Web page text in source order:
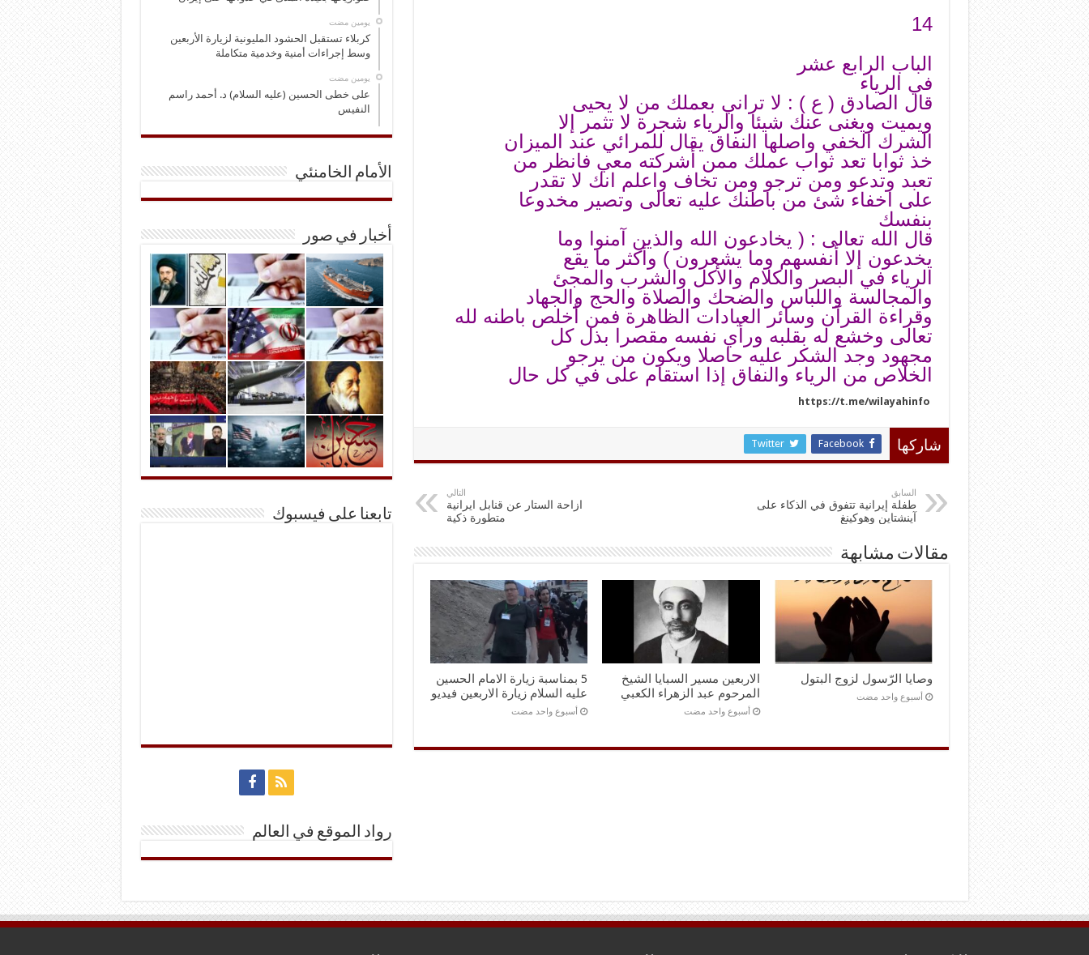
14
الباب الرابع عشر
في الرياء
قال الصادق ( ع ) : لا تراني بعملك من لا يحيى
ويميت ويغنى عنك شيئا والرياء شجرة لا تثمر إلا
الشرك الخفي واصلها النفاق يقال للمرائي عند الميزان
خذ ثوابا تعد ثواب عملك ممن أشركته معي فانظر من
تعبد وتدعو ومن ترجو ومن تخاف واعلم انك لا تقدر
على اخفاء شئ من باطنك عليه تعالى وتصير مخدوعا
بنفسك
قال الله تعالى : ( يخادعون الله والذين آمنوا وما
يخدعون إلا أنفسهم وما يشعرون ) وأكثر ما يقع
الرياء في البصر والكلام والأكل والشرب والمجئ
والمجالسة واللباس والضحك والصلاة والحج والجهاد
وقراءة القرآن وسائر العبادات الظاهرة فمن أخلص باطنه لله
تعالى وخشع له بقلبه ورأي نفسه مقصرا بذل كل
مجهود وجد الشكر عليه حاصلا ويكون من يرجو
الخلاص من الرياء والنفاق إذا استقام على في كل حال
شاركها Facebook
Twitter
السابق
طفلة إيرانية تتفوق في الذكاء على
آينشتاين وهوكينغ
التالي
ازاحة الستار عن قنابل ايرانية
متطورة ذكية
مقالات مشابهة
وصايا الرّسول لزوج البتول
‏أسبوع واحد مضت
الاربعين مسير السبايا الشيخ
المرحوم عبد الزهراء الكعبي
‏أسبوع واحد مضت
5 بمناسبة زيارة الامام الحسين
عليه السلام زيارة الاربعين فيديو
‏أسبوع واحد مضت
‏يومين مضت
كربلاء تستقبل الحشود المليونية لزيارة الأربعين
وسط إجراءات أمنية وخدمية متكاملة
‏يومين مضت
على خطى الحسين (عليه السلام) د. أحمد راسم
النفيس
الأمام الخامنئي
أخبار في صور
تابعنا على فيسبوك
رواد الموقع في العالم